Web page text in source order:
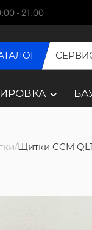
- 21:00
Щитки CCM